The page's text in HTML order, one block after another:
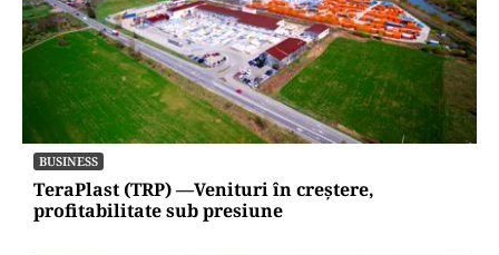
BUSINESS
TeraPlast (TRP) —Venituri în creștere,
profitabilitate sub presiune